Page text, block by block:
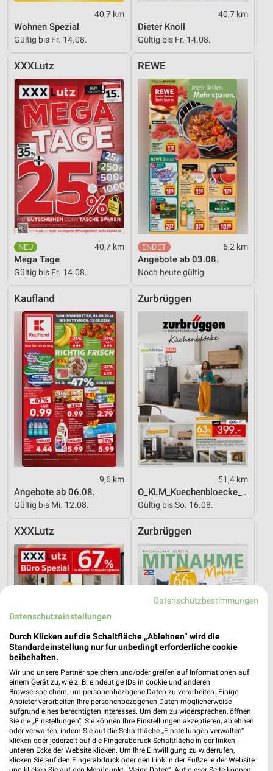
40,7 km
Wohnen Spezial
Gültig bis Fr. 14.08.
40,7 km
Dieter Knoll
Gültig bis Fr. 14.08.
XXXLutz
40,7 km
Mega Tage
Gültig bis Fr. 14.08.
REWE
6,2 km
Angebote ab 03.08.
Noch heute gültig
Kaufland
9,6 km
Angebote ab 06.08.
Gültig bis Mi. 12.08.
Zurbrüggen
51,4 km
O_KLM_Kuechenbloecke_01_26_ES
Gültig bis So. 16.08.
XXXLutz
40,7 km
Büro Spezial
Gültig bis Fr. 14.08.
Zurbrüggen
51,4 km
Angebote ab 08.08.
Gültig bis Sa. 29.08.
Zurbrüggen XXXLutz
Datenschutzbestimmungen
Datenschutzeinstellungen
Durch Klicken auf die Schaltfläche „Ablehnen“ wird die
Standardeinstellung nur für unbedingt erforderliche cookie
beibehalten.
Wir und unsere Partner speichern und/oder greifen auf Informationen auf
einem Gerät zu, wie z. B. eindeutige IDs in cookie und anderen
Browserspeichern, um personenbezogene Daten zu verarbeiten. Einige
Anbieter verarbeiten Ihre personenbezogenen Daten möglicherweise
aufgrund eines berechtigten Interesses. Um dem zu widersprechen, öffnen
Sie die „Einstellungen“. Sie können Ihre Einstellungen akzeptieren, ablehnen
oder verwalten, indem Sie auf die Schaltfläche „Einstellungen verwalten“
klicken oder jederzeit auf die Fingerabdruck-Schaltfläche in der linken
unteren Ecke der Website klicken. Um Ihre Einwilligung zu widerrufen,
klicken Sie auf den Fingerabdruck oder den Link in der Fußzeile der Website